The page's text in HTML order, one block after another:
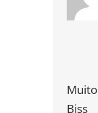
Bjss